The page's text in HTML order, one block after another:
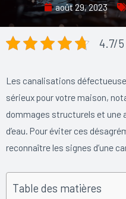
août 29, 2023
4.7/5
Les canalisations
sérieux pour votre maison,
dommages structurels et une
d’eau. Pour éviter ces
reconnaître les signes d’une
Table des matières